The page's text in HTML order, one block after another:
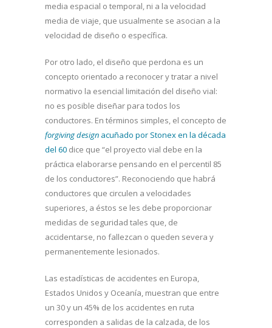
media espacial o temporal, ni a la velocidad
media de viaje, que usualmente se asocian a la
velocidad de diseño o específica.
Por otro lado, el diseño que perdona es un
concepto orientado a reconocer y tratar a nivel
normativo la esencial limitación del diseño vial:
no es posible diseñar para todos los
conductores. En términos simples, el concepto de
forgiving design acuñado por Stonex en la década
del 60 dice que “el proyecto vial debe en la
práctica elaborarse pensando en el percentil 85
de los conductores”. Reconociendo que habrá
conductores que circulen a velocidades
superiores, a éstos se les debe proporcionar
medidas de seguridad tales que, de
accidentarse, no fallezcan o queden severa y
permanentemente lesionados.
Las estadísticas de accidentes en Europa,
Estados Unidos y Oceanía, muestran que entre
un 30 y un 45% de los accidentes en ruta
corresponden a salidas de la calzada, de los